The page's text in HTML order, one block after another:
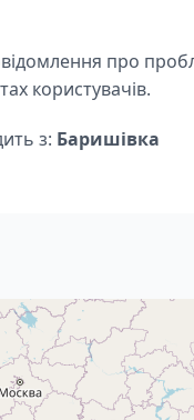
про
користувачів.
з: Баришівка